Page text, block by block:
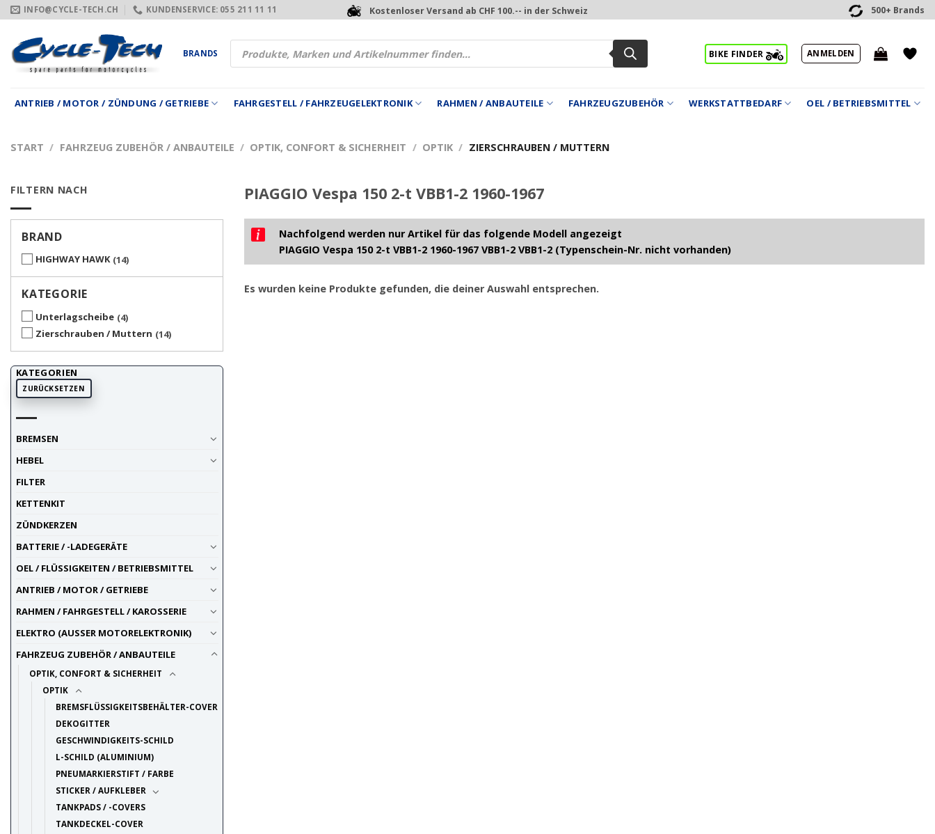
Zum
Inhalt
springen
INFO@CYCLE-TECH.CH KUNDENSERVICE: 055 211 11 11 Kostenloser Versand ab CHF 100.-- in der Schweiz 500+ Brands
BRANDS
Products
search
BIKE FINDER ANMELDEN
ANTRIEB / MOTOR / ZÜNDUNG / GETRIEBE FAHRGESTELL / FAHRZEUGELEKTRONIK RAHMEN / ANBAUTEILE FAHRZEUGZUBEHÖR WERKSTATTBEDARF OEL / BETRIEBSMITTEL
START / FAHRZEUG ZUBEHÖR / ANBAUTEILE / OPTIK, CONFORT & SICHERHEIT / OPTIK / ZIERSCHRAUBEN / MUTTERN
FILTERN NACH
BRAND
HIGHWAY HAWK 14
KATEGORIE
Unterlagscheibe 4
Zierschrauben / Muttern 14
KATEGORIEN
ZURÜCKSETZEN
BREMSEN
HEBEL
FILTER
KETTENKIT
ZÜNDKERZEN
BATTERIE / -LADEGERÄTE
OEL / FLÜSSIGKEITEN / BETRIEBSMITTEL
ANTRIEB / MOTOR / GETRIEBE
RAHMEN / FAHRGESTELL / KAROSSERIE
ELEKTRO (AUSSER MOTORELEKTRONIK)
FAHRZEUG ZUBEHÖR / ANBAUTEILE
OPTIK, CONFORT & SICHERHEIT
OPTIK
BREMSFLÜSSIGKEITSBEHÄLTER-COVER
DEKOGITTER
GESCHWINDIGKEITS-SCHILD
L-SCHILD (ALUMINIUM)
PNEUMARKIERSTIFT / FARBE
STICKER / AUFKLEBER
TANKPADS / -COVERS
TANKDECKEL-COVER
PIAGGIO Vespa 150 2-t VBB1-2 1960-1967
Nachfolgend werden nur Artikel für das folgende Modell angezeigt
PIAGGIO Vespa 150 2-t VBB1-2 1960-1967 VBB1-2 VBB1-2 (Typenschein-Nr. nicht vorhanden)
Es wurden keine Produkte gefunden, die deiner Auswahl entsprechen.